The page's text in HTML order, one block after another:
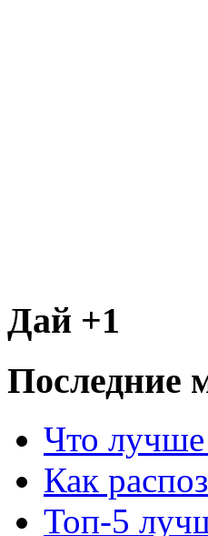
Дай +1
Последние
Что
Как
Топ-5